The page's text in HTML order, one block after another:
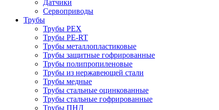
Датчики
Сервоприводы
Трубы
Трубы PEX
Трубы PE-RT
Трубы металлопластиковые
Трубы защитные гофрированные
Трубы полипропиленовые
Трубы из нержавеющей стали
Трубы медные
Трубы стальные оцинкованные
Трубы стальные гофрированные
Трубы ПНД